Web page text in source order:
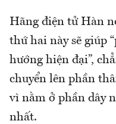
Hãng điện tử Hàn
thứ hai này sẽ giúp
hướng hiện đại”,
chuyển lên phần
vì nằm ở phần dây
nhất.